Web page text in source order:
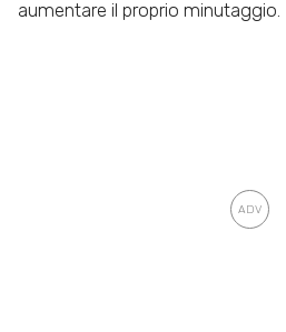
aumentare il proprio minutaggio.